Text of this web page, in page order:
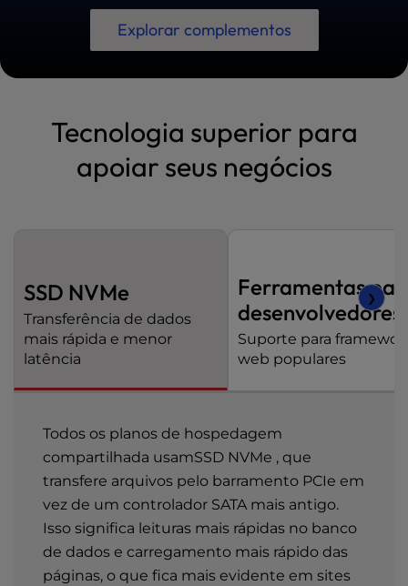
Explorar complementos
Tecnologia superior para
apoiar seus negócios
SSD NVMe
Transferência de dados
mais rápida e menor
latência
Ferramentas
desenvolvedores
Suporte para
web populares
❯
Todos os planos de hospedagem
compartilhada usamSSD NVMe , que
transfere arquivos pelo barramento PCIe em
vez de um controlador SATA mais antigo.
Isso significa leituras mais rápidas no banco
de dados e carregamento mais rápido das
páginas, o que fica mais evidente em sites